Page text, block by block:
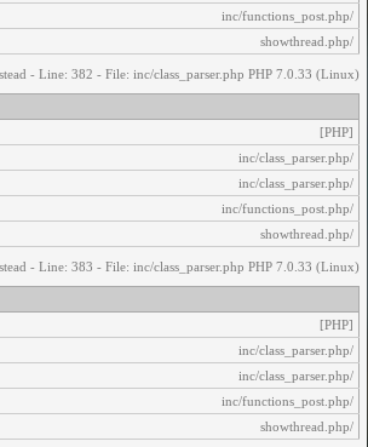
/inc/functions_post.php
/showthread.php
- Line: 382 - File: inc/class_parser.php PHP 7.0.33 (Linux)
[PHP]
/inc/class_parser.php
/inc/class_parser.php
/inc/functions_post.php
/showthread.php
- Line: 383 - File: inc/class_parser.php PHP 7.0.33 (Linux)
[PHP]
/inc/class_parser.php
/inc/class_parser.php
/inc/functions_post.php
/showthread.php